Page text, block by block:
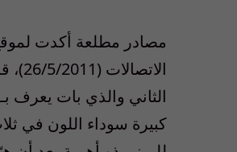
مصادر مطلعة أكدت
الثاني والذي بات
كبيرة سوداء اللون في